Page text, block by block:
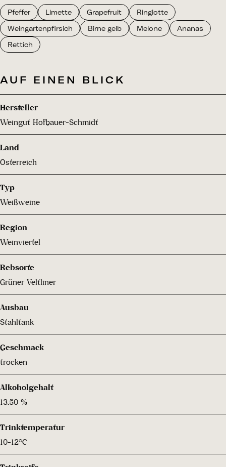
Pfeffer Limette Grapefruit
Ringlotte
Weingartenpfirsich
Birne gelb Melone
Ananas
Rettich
AUF EINEN BLICK
Hersteller
Weingut Hofbauer-Schmidt
Land
Österreich
Typ
Weißweine
Region
Weinviertel
Rebsorte
Grüner Veltliner
Ausbau
Stahltank
Geschmack
trocken
Alkoholgehalt
13.50 %
Trinktemperatur
10-12°C